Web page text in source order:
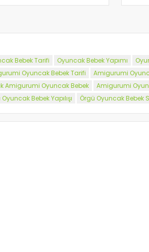
Bebek Tarifi Oyuncak Bebek Yapımı
Oyuncak Bebek Tarifi
Amigurumi
Amigurumi Oyuncak Bebek
Amigurumi
Bebek Yapılışı
Örgü Oyuncak Bebek